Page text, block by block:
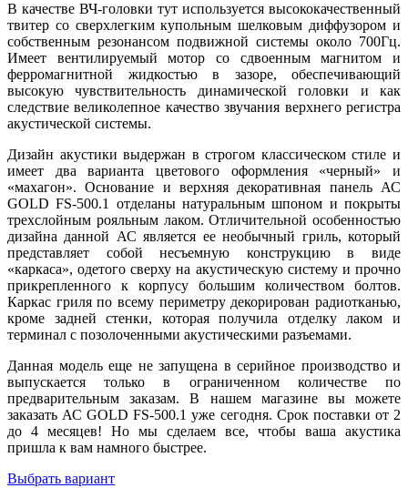
В качестве ВЧ-головки тут используется высококачественный
твитер со сверхлегким купольным шелковым диффузором и
собственным резонансом подвижной системы около 700Гц.
Имеет вентилируемый мотор со сдвоенным магнитом и
ферромагнитной жидкостью в зазоре, обеспечивающий
высокую чувствительность динамической головки и как
следствие великолепное качество звучания верхнего регистра
акустической системы.
Дизайн акустики выдержан в строгом классическом стиле и
имеет два варианта цветового оформления «черный» и
«махагон». Основание и верхняя декоративная панель АС
GOLD FS-500.1 отделаны натуральным шпоном и покрыты
трехслойным рояльным лаком. Отличительной особенностью
дизайна данной АС является ее необычный гриль, который
представляет собой несъемную конструкцию в виде
«каркаса», одетого сверху на акустическую систему и прочно
прикрепленного к корпусу большим количеством болтов.
Каркас гриля по всему периметру декорирован радиотканью,
кроме задней стенки, которая получила отделку лаком и
терминал с позолоченными акустическими разъемами.
Данная модель еще не запущена в серийное производство и
выпускается только в ограниченном количестве по
предварительным заказам. В нашем магазине вы можете
заказать АС GOLD FS-500.1 уже сегодня. Срок поставки от 2
до 4 месяцев! Но мы сделаем все, чтобы ваша акустика
пришла к вам намного быстрее.
Выбрать вариант